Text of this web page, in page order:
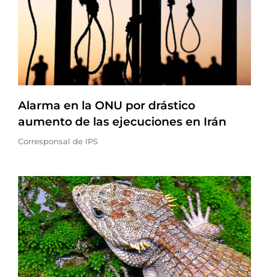
Alarma en la ONU por drástico
aumento de las ejecuciones en Irán
Corresponsal de IPS